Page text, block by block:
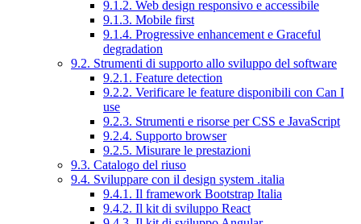
9.1.2. Web design responsivo e accessibile
9.1.3. Mobile first
9.1.4. Progressive enhancement e Graceful
degradation
9.2. Strumenti di supporto allo sviluppo del software
9.2.1. Feature detection
9.2.2. Verificare le feature disponibili con Can I
use
9.2.3. Strumenti e risorse per CSS e JavaScript
9.2.4. Supporto browser
9.2.5. Misurare le prestazioni
9.3. Catalogo del riuso
9.4. Sviluppare con il design system .italia
9.4.1. Il framework Bootstrap Italia
9.4.2. Il kit di sviluppo React